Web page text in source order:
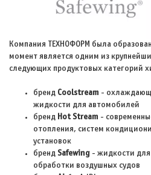
Компания ТЕХНОФОРМ была
момент является одним из
следующих продуктовых категорий
бренд Coolstream -
жидкости для автомобилей
бренд Hot Stream -
отопления, систем
установок
бренд Safewing - жидкости
обработки воздушных судов